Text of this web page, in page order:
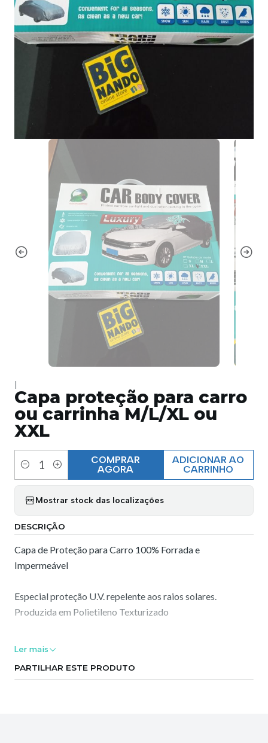
Capa proteção para carro
ou carrinha M/L/XL ou
XXL
Quantidade
ADICIONAR AO
CARRINHO
COMPRAR
AGORA
Mostrar stock das localizações
DESCRIÇÃO
Capa de Proteção para Carro 100% Forrada e
Impermeável
Especial proteção U.V. repelente aos raios solares.
Produzida em Polietileno Texturizado
de pássaro)
Ler mais
PARTILHAR ESTE PRODUTO